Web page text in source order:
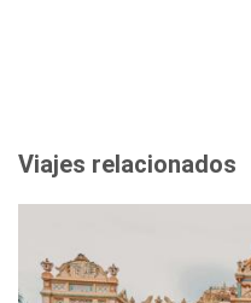
Viajes relacionados